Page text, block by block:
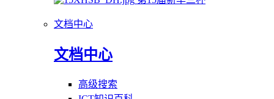
文档中心
文档中心
高级搜索